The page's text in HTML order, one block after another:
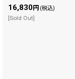
16,830円 (税込)
[Sold Out]